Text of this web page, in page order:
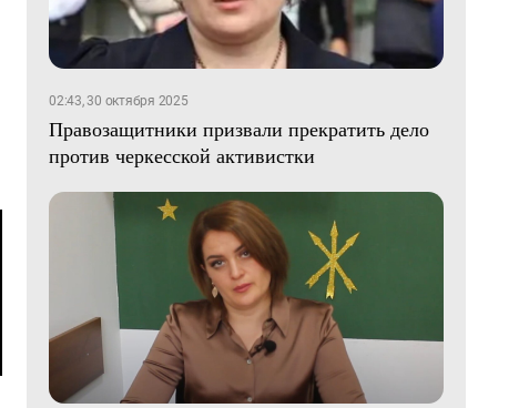
02:43, 30 октября 2025
Правозащитники призвали прекратить дело
против черкесской активистки